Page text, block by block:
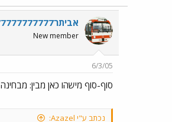
אביתר777777777777777
New member
6/3/05
סוף-סוף מישהו כאן מבין: מבחינה
נכתב ע"י Azazel: